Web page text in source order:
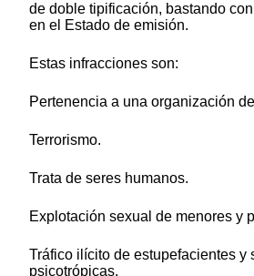
de doble tipificación, bastando
en el Estado de emisión.
Estas infracciones son:
Pertenencia a una organización
Terrorismo.
Trata de seres humanos.
Explotación sexual de menores y
Tráfico ilícito de estupefacientes y
psicotrópicas.